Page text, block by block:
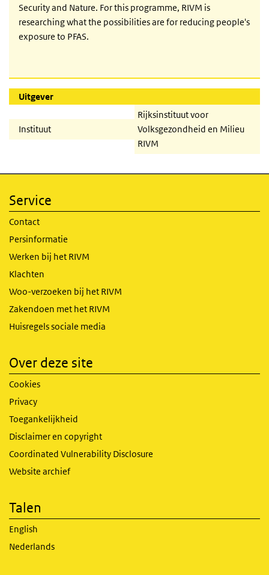
Security and Nature. For this programme, RIVM is
researching what the possibilities are for reducing people's
exposure to PFAS.
Uitgever
Instituut
Rijksinstituut voor
Volksgezondheid en Milieu
RIVM
Service
Contact
Persinformatie
Werken bij het RIVM
Klachten
Woo-verzoeken bij het RIVM
Zakendoen met het RIVM
Huisregels sociale media
Over deze site
Cookies
Privacy
Toegankelijkheid
Disclaimer en copyright
Coordinated Vulnerability Disclosure
Website archief
Talen
English
Nederlands